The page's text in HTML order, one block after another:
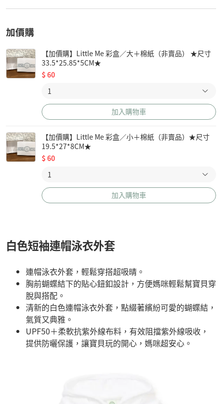
加價購
【加價購】Little Me 彩盒／大＋棉紙（非賣品） ★尺寸
33.5*25.85*5CM★
$60
加入購物車
【加價購】Little Me 彩盒／小＋棉紙（非賣品）★尺寸
19.5*27*8CM★
$60
加入購物車
白色短袖連帽泳衣外套
連帽泳衣外套，輕鬆穿搭超吸晴。
胸前蝴蝶結下的貼心鈕釦設計，方便媽咪輕鬆幫寶貝穿
脫與搭配。
清新的白色連帽泳衣外套，點綴著繽紛可愛的蝴蝶結，
氣質又典雅。
UPF50＋柔軟抗紫外線布料，有效阻擋紫外線吸收，
提供防曬保護，讓寶貝玩的開心，媽咪超安心。